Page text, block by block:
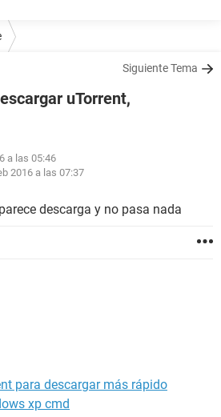
Siguiente Tema
uTorrent,
a las 05:46
2016 a las 07:37
descarga y no pasa nada
para descargar más rápido
xp cmd